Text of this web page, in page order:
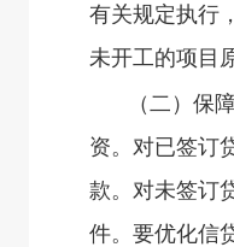
有关规定执行
未开工的项目
（二）保
资。对已签订
款。对未签订
件。要优化信